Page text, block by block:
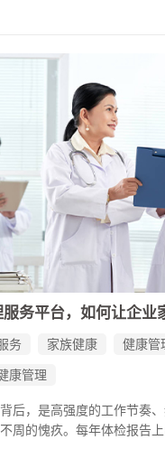
年差距背后，是长期高压、
岁以上老年人中超过75%至
存，平均带病生存时间将近
，自己需要的不是某一次
理与服务。
务 家族健康 健康管
康管理
后，是高强度的工作节奏、
周的愧疚。每年体检报告上